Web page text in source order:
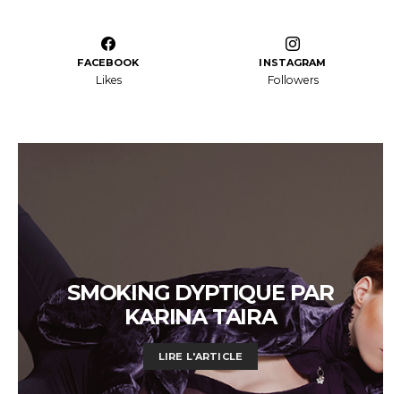
FACEBOOK
Likes
INSTAGRAM
Followers
SMOKING DYPTIQUE PAR
KARINA TAIRA
LIRE L'ARTICLE